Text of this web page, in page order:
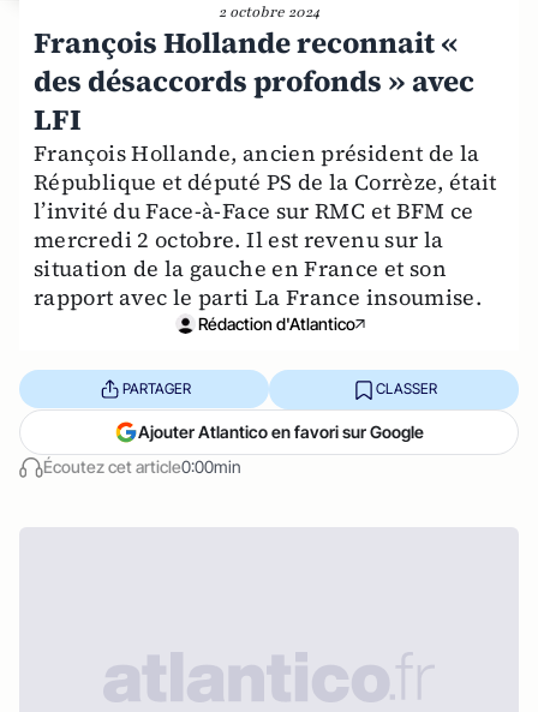
2 octobre 2024
François Hollande reconnait «
des désaccords profonds » avec
LFI
François Hollande, ancien président de la
République et député PS de la Corrèze, était
l’invité du Face-à-Face sur RMC et BFM ce
mercredi 2 octobre. Il est revenu sur la
situation de la gauche en France et son
rapport avec le parti La France insoumise.
Rédaction d'Atlantico
Écoutez cet article0:00min
PARTAGER CLASSER
Ajouter Atlantico en favori sur Google